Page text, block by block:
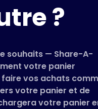
?
souhaits — Share-A-
votre panier
vos achats
votre panier et de
votre panier